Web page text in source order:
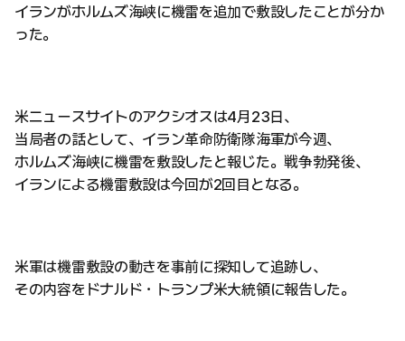
イランがホルムズ海峡に機雷を追加で敷設したことが分か
った。
米ニュースサイトのアクシオスは4月23日、
当局者の話として、イラン革命防衛隊海軍が今週、
ホルムズ海峡に機雷を敷設したと報じた。戦争勃発後、
イランによる機雷敷設は今回が2回目となる。
米軍は機雷敷設の動きを事前に探知して追跡し、
その内容をドナルド・トランプ米大統領に報告した。